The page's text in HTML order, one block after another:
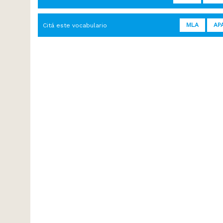
Citá este vocabulario MLA